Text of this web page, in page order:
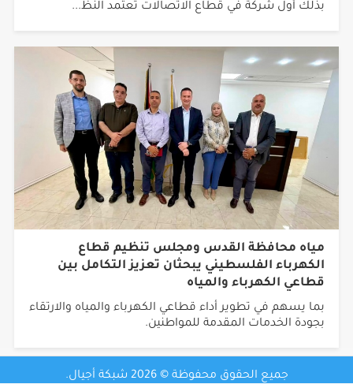
بذلك أول شركة في قطاع الاتصالات تعتمد النظ...
مياه محافظة القدس ومجلس تنظيم قطاع
الكهرباء الفلسطيني يبحثان تعزيز التكامل بين
قطاعي الكهرباء والمياه
بما يسهم في تطوير أداء قطاعي الكهرباء والمياه والارتقاء
بجودة الخدمات المقدمة للمواطنين.
جميع الحقوق محفوظة © 2026 شبكة أجيال.